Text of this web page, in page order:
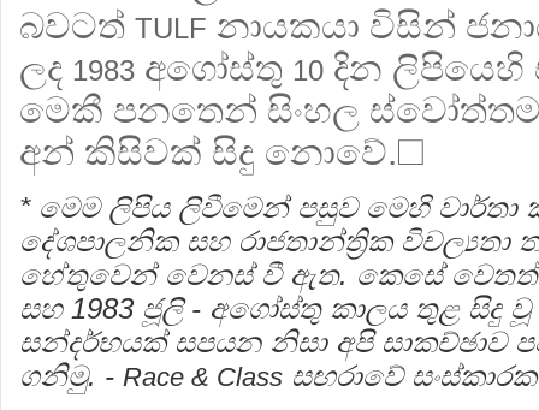
බවටත් TULF නායකයා විසින්
ලද 1983 අගෝස්තු 10 දින ලිපියෙහි
මෙකී පනතෙන් සිංහල
අන් කිසිවක් සිදු නොවේ.☐
* මෙම ලිපිය ලිවීමෙන් පසුව මෙහි
දේශපාලනික සහ රාජතාන්ත්‍රික විචල්‍යතා
හේතුවෙන් වෙනස් වී ඇත. කෙසේ වෙතත්
සහ 1983 ජූලි - අගෝස්තු කාලය තුළ සිදු වූ
සන්දර්භයක් සපයන නිසා අපි සාකච්ඡාව
ගනිමු. - Race & Class සඟරාවේ